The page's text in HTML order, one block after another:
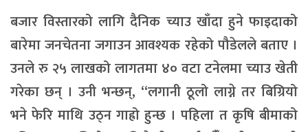
बजार विस्तारको लागि दैनिक च्याउ खाँदा हुने फाइदाको
बारेमा जनचेतना जगाउन आवश्यक रहेको पौडेलले बताए ।
उनले रु २५ लाखको लागतमा ४० वटा टनेलमा च्याउ खेती
गरेका छन् । उनी भन्छन्, ‘‘लगानी ठूलो लाग्ने तर बिग्रियो
भने फेरि माथि उठ्न गाह्रो हुन्छ । पहिला त कृषि बीमाको